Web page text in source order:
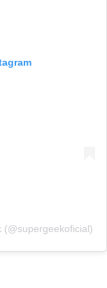
(@supergeekoficial)